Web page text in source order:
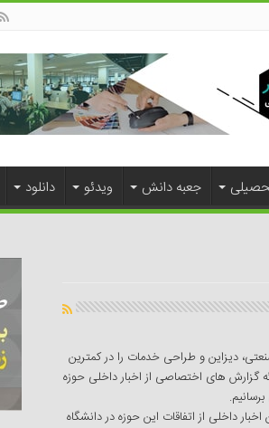
جعبه دانش ویدئو دانلود
دیزاین و طراحی خدمات را در کمترین
گزارش های اختصاصی از اخبار داخلی حوزه
داخلی از اتفاقات این حوزه در دانشگاه